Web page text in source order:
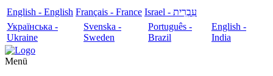
English - English Français - France
עִבְרִית - Israel
Українська -
Ukraine
Svenska -
Sweden
Português -
Brazil
English -
India
Menü